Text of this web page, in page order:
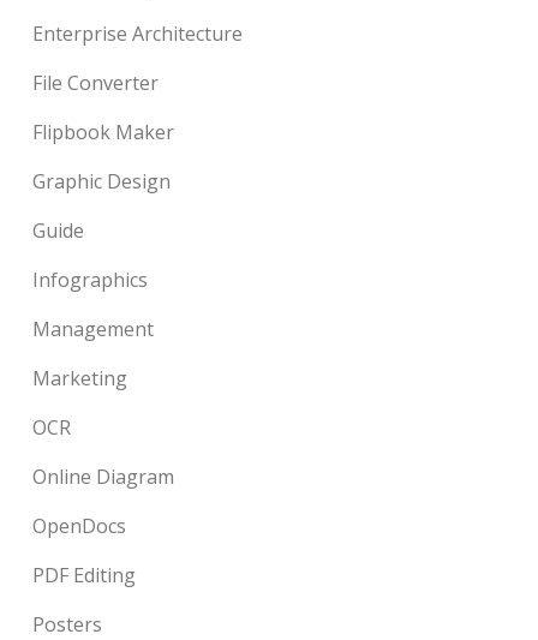
Enterprise Architecture
File Converter
Flipbook Maker
Graphic Design
Guide
Infographics
Management
Marketing
OCR
Online Diagram
OpenDocs
PDF Editing
Posters